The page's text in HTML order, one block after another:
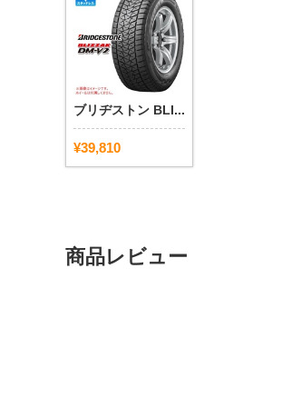
ブリヂストン BLI...
¥39,810
商品レビュー